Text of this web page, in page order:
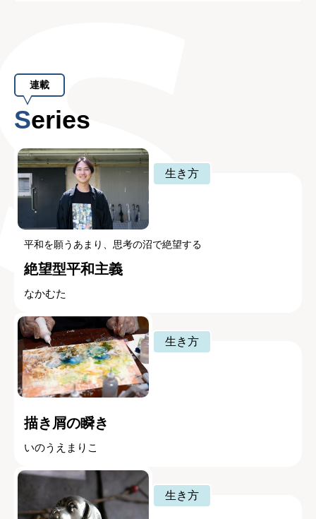
連載
Series
生き方
平和を願うあまり、思考の沼で絶望する
絶望型平和主義
なかむた
生き方
描き屑の瞬き
いのうえまりこ
生き方